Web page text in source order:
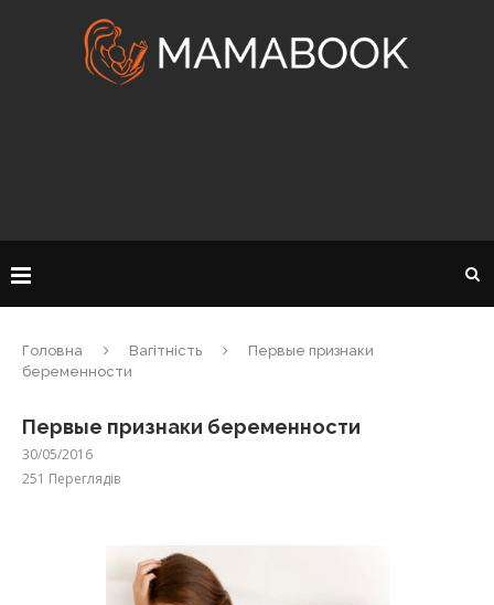
Головна Вагітність
Первые признаки
беременности
Первые признаки беременности
30/05/2016
251 Переглядів